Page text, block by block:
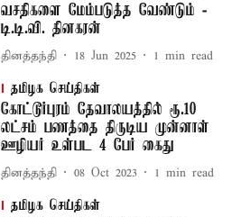
வசதிகளை மேம்படுத்த வேண்டும் -
டி.டி.வி. தினகரன்
தினத்தந்தி 18 Jun 2025 1 min read
தமிழக செய்திகள்
கோட்டூர்புரம் தேவாலயத்தில் ரூ.10
லட்சம் பணத்தை திருடிய முன்னாள்
ஊழியர் உள்பட 4 பேர் கைது
தினத்தந்தி 08 Oct 2023 1 min read
தமிழக செய்திகள்